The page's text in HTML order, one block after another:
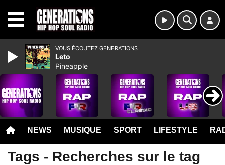
NEWS MUSIQUE SPORT LIFESTYLE
Tags - Recherches sur le tag
VOUS ÉCOUTEZ GENERATIONS
Leto
Pineapple